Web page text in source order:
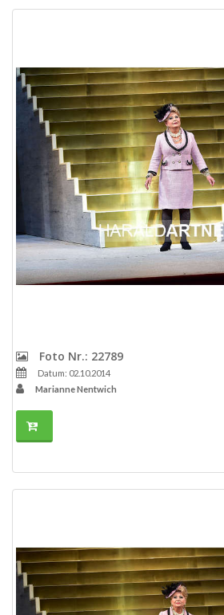
Foto Nr.: 22789
Datum: 02.10.2014
Marianne Nentwich